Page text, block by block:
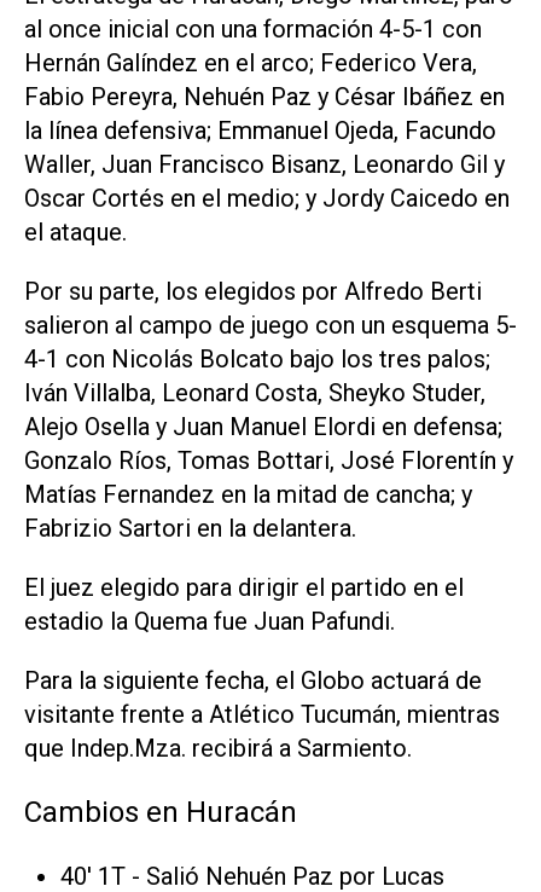
al once inicial con una formación 4-5-1 con
Hernán Galíndez en el arco; Federico Vera,
Fabio Pereyra, Nehuén Paz y César Ibáñez en
la línea defensiva; Emmanuel Ojeda, Facundo
Waller, Juan Francisco Bisanz, Leonardo Gil y
Oscar Cortés en el medio; y Jordy Caicedo en
el ataque.
Por su parte, los elegidos por Alfredo Berti
salieron al campo de juego con un esquema 5-
4-1 con Nicolás Bolcato bajo los tres palos;
Iván Villalba, Leonard Costa, Sheyko Studer,
Alejo Osella y Juan Manuel Elordi en defensa;
Gonzalo Ríos, Tomas Bottari, José Florentín y
Matías Fernandez en la mitad de cancha; y
Fabrizio Sartori en la delantera.
El juez elegido para dirigir el partido en el
estadio la Quema fue Juan Pafundi.
Para la siguiente fecha, el Globo actuará de
visitante frente a Atlético Tucumán, mientras
que Indep.Mza. recibirá a Sarmiento.
Cambios en Huracán
40' 1T - Salió Nehuén Paz por Lucas